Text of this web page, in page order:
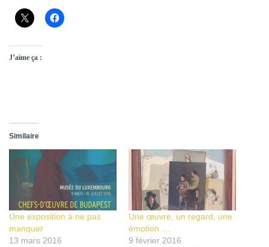
J’aime ça :
Similaire
Une exposition à ne pas
manquer
13 mars 2016
Une œuvre, un regard, une
émotion …
9 février 2016